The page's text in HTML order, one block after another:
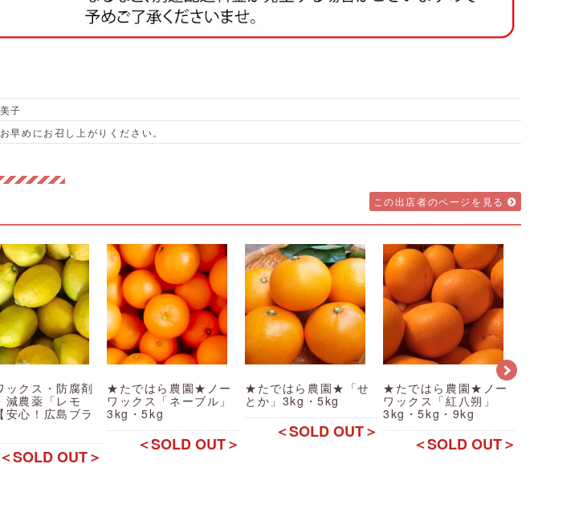
子
早めにお召し上がりください。
この出店者のページを見る
ックス・防腐剤
減農薬「レモ
安心！広島ブラ
＜SOLD OUT＞
★たではら農園★ノー
ワックス「ネーブル」
3kg・5kg
＜SOLD OUT＞
★たではら農園★「せ
とか」3kg・5kg
＜SOLD OUT＞
★たではら農園★ノー
ワックス「紅八朔」
3kg・5kg・9kg
＜SOLD OUT＞